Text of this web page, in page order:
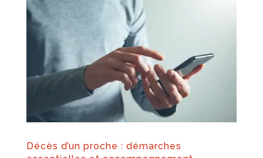
Décès d’un proche : démarches